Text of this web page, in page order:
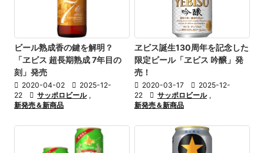
ビール熟成香の鍵を解明？
「ヱビス 超長期熟成 7年目の
刻」発売
 2020-04-02  2025-12-
22
 サッポロビール ,
新発売＆新商品
ヱビス誕生130周年を記念した
限定ビール「ヱビス 吟醸」発
売！
 2020-03-17  2025-12-
22
 サッポロビール ,
新発売＆新商品